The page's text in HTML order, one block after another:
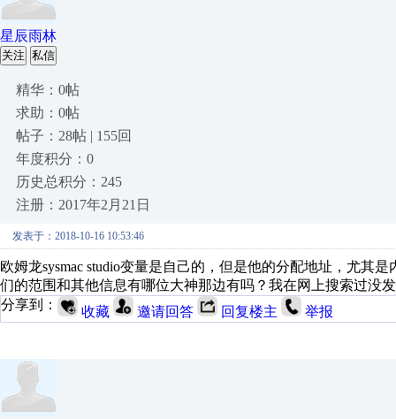
星辰雨林
关注 私信
精华：0帖
求助：0帖
帖子：28帖 | 155回
年度积分：0
历史总积分：245
注册：2017年2月21日
发表于：2018-10-16 10:53:46
欧姆龙sysmac studio变量是自己的，但是他的分配地址，尤其
们的范围和其他信息有哪位大神那边有吗？我在网上搜索过没
分享到：
收藏 邀请回答 回复楼主 举报